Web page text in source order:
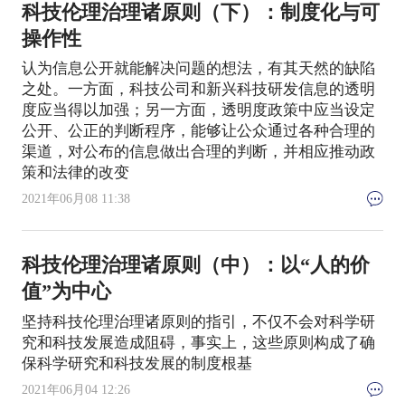
科技伦理治理诸原则（下）：制度化与可
操作性
认为信息公开就能解决问题的想法，有其天然的缺陷
之处。一方面，科技公司和新兴科技研发信息的透明
度应当得以加强；另一方面，透明度政策中应当设定
公开、公正的判断程序，能够让公众通过各种合理的
渠道，对公布的信息做出合理的判断，并相应推动政
策和法律的改变
2021年06月08 11:38
科技伦理治理诸原则（中）：以“人的价
值”为中心
坚持科技伦理治理诸原则的指引，不仅不会对科学研
究和科技发展造成阻碍，事实上，这些原则构成了确
保科学研究和科技发展的制度根基
2021年06月04 12:26